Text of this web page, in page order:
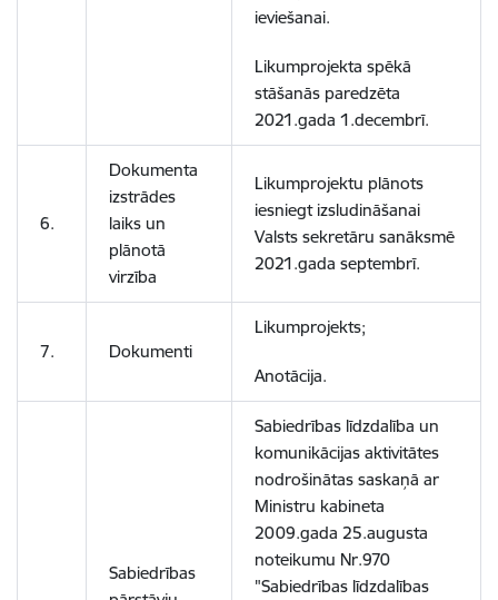
ieviešanai.
Likumprojekta spēkā
stāšanās paredzēta
2021.gada 1.decembrī.
6.
Dokumenta
izstrādes
laiks un
plānotā
virzība
Likumprojektu plānots
iesniegt izsludināšanai
Valsts sekretāru sanāksmē
2021.gada septembrī.
7. Dokumenti
Likumprojekts;
Anotācija.
Sabiedrības
Sabiedrības līdzdalība un
komunikācijas aktivitātes
nodrošinātas saskaņā ar
Ministru kabineta
2009.gada 25.augusta
noteikumu Nr.970
"Sabiedrības līdzdalības